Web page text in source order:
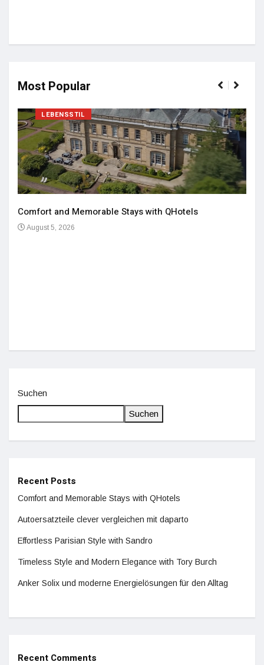
Most Popular
LEBENSSTIL
Comfort and Memorable Stays with QHotels
August 5, 2026
Suchen
Suchen
Recent Posts
Comfort and Memorable Stays with QHotels
Autoersatzteile clever vergleichen mit daparto
Effortless Parisian Style with Sandro
Timeless Style and Modern Elegance with Tory Burch
Anker Solix und moderne Energielösungen für den Alltag
Recent Comments